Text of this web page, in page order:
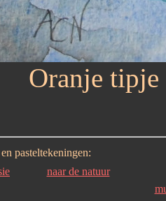
Oranje
pasteltekeningen:
naar de natuur